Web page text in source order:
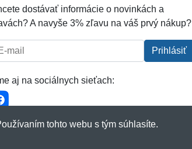
dostávať informácie o novinkách a
A navyše 3% zľavu na váš prvý nákup?
Prihlásiť
aj na sociálnych sieťach:
tohto webu s tým súhlasíte.